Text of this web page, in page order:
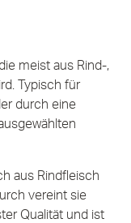
meist aus Rind-,
Typisch für
durch eine
aus Rindfleisch
vereint sie
Qualität und ist